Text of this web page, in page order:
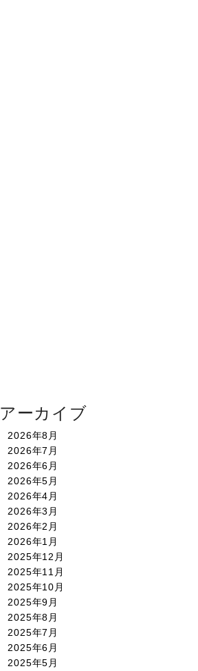
アーカイブ
2026年8月
2026年7月
2026年6月
2026年5月
2026年4月
2026年3月
2026年2月
2026年1月
2025年12月
2025年11月
2025年10月
2025年9月
2025年8月
2025年7月
2025年6月
2025年5月